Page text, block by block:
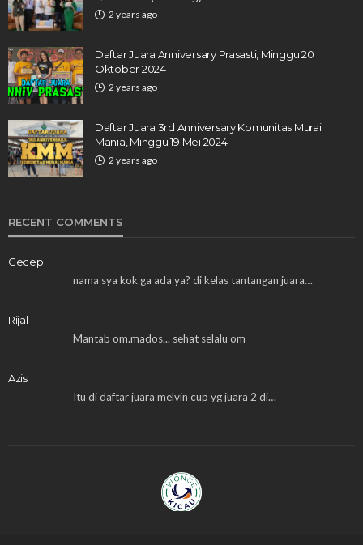
2 years ago
Daftar Juara Anniversary Prasasti, Minggu 20
Oktober 2024
2 years ago
Daftar Juara 3rd Anniversary Komunitas Murai
Mania, Minggu 19 Mei 2024
2 years ago
RECENT COMMENTS
Cecep
nama sya kok ga ada ya? di kelas tantangan juara…
Rijal
Mantab om.mados... sehat selalu om
Azis
Itu di daftar juara melvin cup yg juara 2 di…